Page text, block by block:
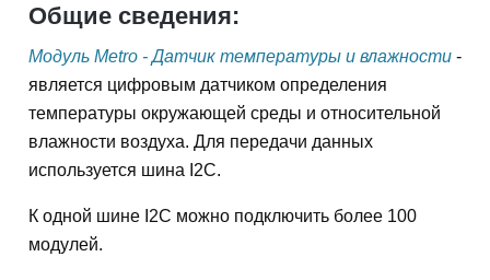
Общие сведения:
Модуль Metro - Датчик температуры и влажности -
является цифровым датчиком определения
температуры окружающей среды и относительной
влажности воздуха. Для передачи данных
используется шина I2C.
К одной шине I2C можно подключить более 100
модулей.